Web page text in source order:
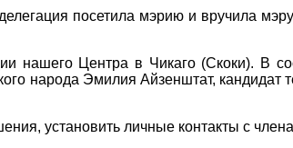
посетила мэрию и вручила
нашего Центра в Чикаго (Скоки). В
народа Эмилия Айзенштат, кандидат
установить личные контакты с